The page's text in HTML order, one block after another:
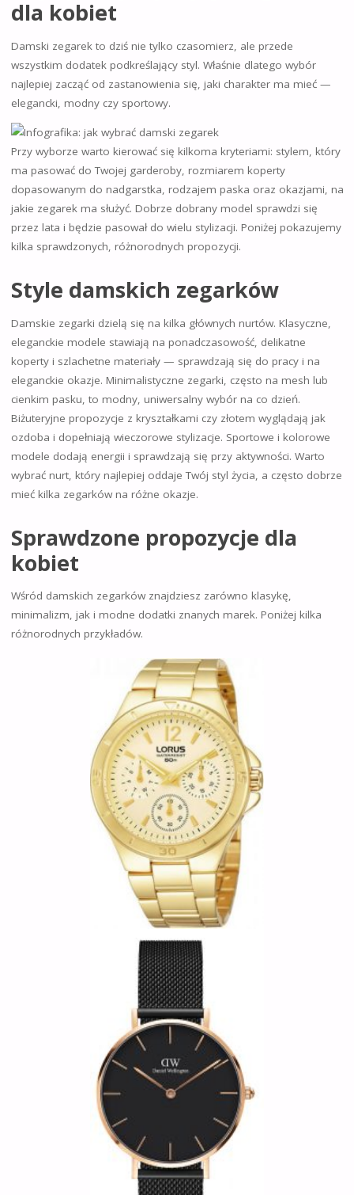
dla kobiet
Damski zegarek to dziś nie tylko czasomierz, ale przede
wszystkim dodatek podkreślający styl. Właśnie dlatego wybór
najlepiej zacząć od zastanowienia się, jaki charakter ma mieć —
elegancki, modny czy sportowy.
Przy wyborze warto kierować się kilkoma kryteriami: stylem, który
ma pasować do Twojej garderoby, rozmiarem koperty
dopasowanym do nadgarstka, rodzajem paska oraz okazjami, na
jakie zegarek ma służyć. Dobrze dobrany model sprawdzi się
przez lata i będzie pasował do wielu stylizacji. Poniżej pokazujemy
kilka sprawdzonych, różnorodnych propozycji.
Style damskich zegarków
Damskie zegarki dzielą się na kilka głównych nurtów. Klasyczne,
eleganckie modele stawiają na ponadczasowość, delikatne
koperty i szlachetne materiały — sprawdzają się do pracy i na
eleganckie okazje. Minimalistyczne zegarki, często na mesh lub
cienkim pasku, to modny, uniwersalny wybór na co dzień.
Biżuteryjne propozycje z kryształkami czy złotem wyglądają jak
ozdoba i dopełniają wieczorowe stylizacje. Sportowe i kolorowe
modele dodają energii i sprawdzają się przy aktywności. Warto
wybrać nurt, który najlepiej oddaje Twój styl życia, a często dobrze
mieć kilka zegarków na różne okazje.
Sprawdzone propozycje dla
kobiet
Wśród damskich zegarków znajdziesz zarówno klasykę,
minimalizm, jak i modne dodatki znanych marek. Poniżej kilka
różnorodnych przykładów.